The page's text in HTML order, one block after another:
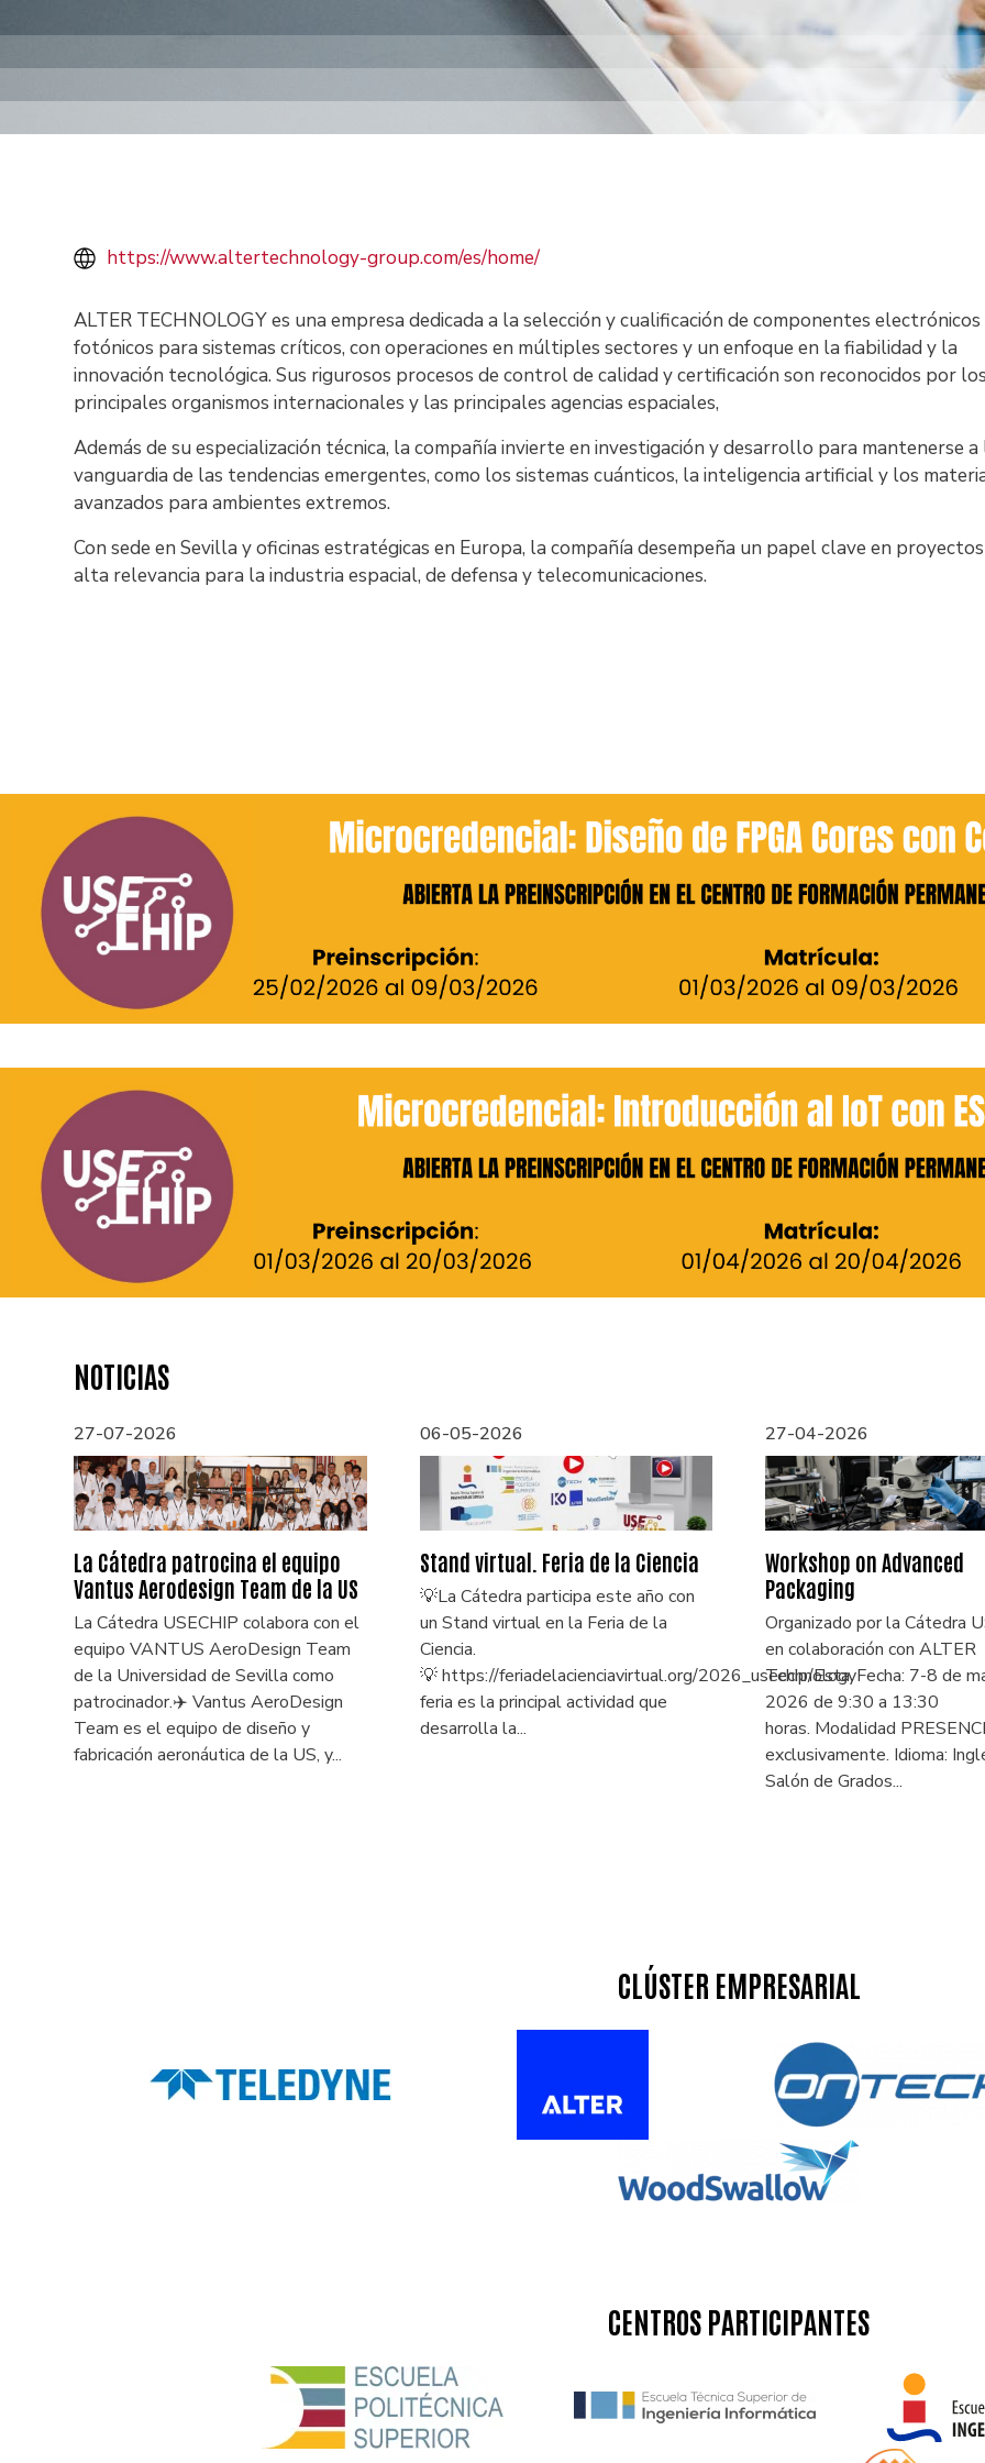
https://www.altertechnology-group.com/es/home/
ALTER TECHNOLOGY es una empresa dedicada a la selección y cualificación de componentes electrónicos
fotónicos para sistemas críticos, con operaciones en múltiples sectores y un enfoque en la fiabilidad y la
innovación tecnológica. Sus rigurosos procesos de control de calidad y certificación son reconocidos por
principales organismos internacionales y las principales agencias espaciales,
Además de su especialización técnica, la compañía invierte en investigación y desarrollo para mantenerse a
vanguardia de las tendencias emergentes, como los sistemas cuánticos, la inteligencia artificial y los
avanzados para ambientes extremos.
Con sede en Sevilla y oficinas estratégicas en Europa, la compañía desempeña un papel clave en
alta relevancia para la industria espacial, de defensa y telecomunicaciones.
NOTICIAS
27-07-2026
La Cátedra patrocina el equipo
Vantus Aerodesign Team de la US
La Cátedra USECHIP colabora con el
equipo VANTUS AeroDesign Team
de la Universidad de Sevilla como
patrocinador.✈️ Vantus AeroDesign
Team es el equipo de diseño y
fabricación aeronáutica de la US, y...
06-05-2026
Stand virtual. Feria de la Ciencia
💡La Cátedra participa este año con
un Stand virtual en la Feria de la
Ciencia.
💡 https://feriadelacienciavirtual.org/2026_usechip/Esta
feria es la principal actividad que
desarrolla la...
27-04-2026
Workshop on Advanced
Packaging
Organizado por la Cátedra
en colaboración con ALTER
TechnologyFecha: 7-8 de
2026 de 9:30 a 13:30
horas. Modalidad
exclusivamente. Idioma:
Salón de Grados...
CLÚSTER EMPRESARIAL
CENTROS PARTICIPANTES